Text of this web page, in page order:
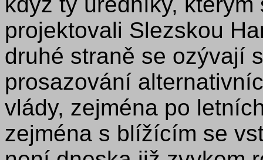
projektovali Slezskou
druhé straně se ozývají
prosazování
vlády, zejména po
zejména s blížícím se